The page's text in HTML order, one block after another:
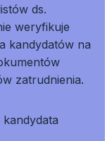
ds.
weryfikuje
kandydatów na
zatrudnienia.